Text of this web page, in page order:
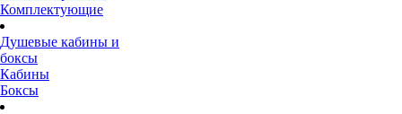
Комплектующие
Душевые кабины и
боксы
Кабины
Боксы